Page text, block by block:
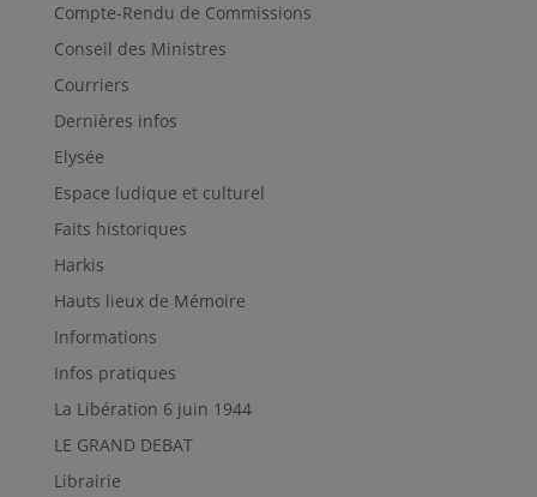
Compte-Rendu de Commissions
Conseil des Ministres
Courriers
Dernières infos
Elysée
Espace ludique et culturel
Faits historiques
Harkis
Hauts lieux de Mémoire
Informations
Infos pratiques
La Libération 6 juin 1944
LE GRAND DEBAT
Librairie